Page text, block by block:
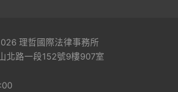
理哲國際法律事務所
北路一段152號9樓907室